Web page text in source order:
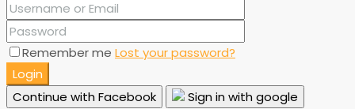
Remember me Lost your password?
Login
Continue with Facebook
Sign in with google